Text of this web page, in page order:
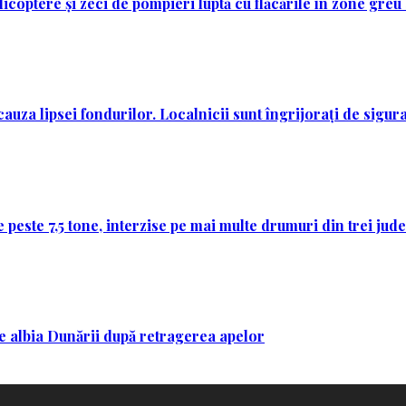
lipsei fondurilor. Localnicii sunt îngrijorați de
7,5 tone, interzise pe mai multe drumuri din trei
albia Dunării după retragerea apelor